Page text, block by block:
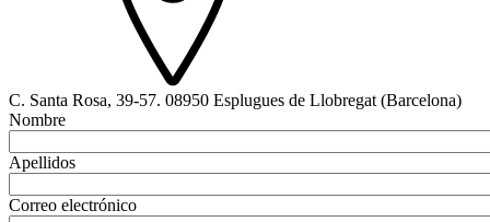
C. Santa Rosa, 39-57. 08950 Esplugues de Llobregat (Barcelona)
Nombre
Apellidos
Correo electrónico